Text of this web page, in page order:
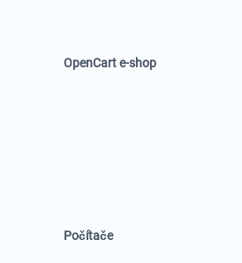
OpenCart e-shop
Počítače